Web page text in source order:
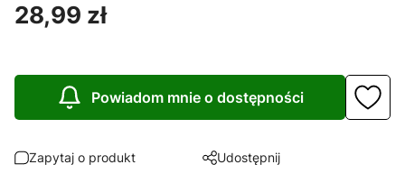
Cena
28,99 zł
Powiadom mnie o dostępności
Zapytaj o produkt Udostępnij